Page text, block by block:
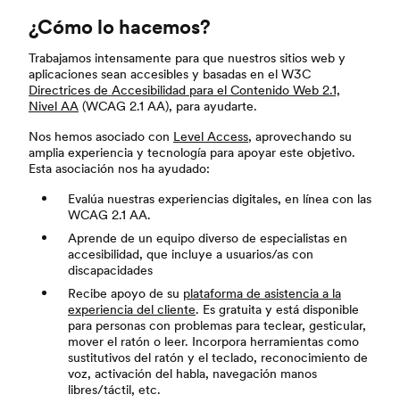
¿Cómo lo hacemos?
Trabajamos intensamente para que nuestros sitios web y
aplicaciones sean accesibles y basadas en el W3C
Directrices de Accesibilidad para el Contenido Web 2.1,
Nivel AA (WCAG 2.1 AA), para ayudarte.
Nos hemos asociado con Level Access, aprovechando su
amplia experiencia y tecnología para apoyar este objetivo.
Esta asociación nos ha ayudado:
Evalúa nuestras experiencias digitales, en línea con las
WCAG 2.1 AA.
Aprende de un equipo diverso de especialistas en
accesibilidad, que incluye a usuarios/as con
discapacidades
Recibe apoyo de su plataforma de asistencia a la
experiencia del cliente. Es gratuita y está disponible
para personas con problemas para teclear, gesticular,
mover el ratón o leer. Incorpora herramientas como
sustitutivos del ratón y el teclado, reconocimiento de
voz, activación del habla, navegación manos
libres/táctil, etc.